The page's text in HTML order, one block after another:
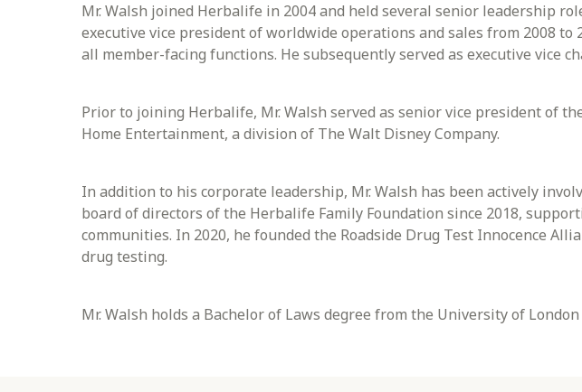
Mr. Walsh joined Herbalife in 2004 and held several senior leadership
executive vice president of worldwide operations and sales from 2008
all member-facing functions. He subsequently served as executive vice
Prior to joining Herbalife, Mr. Walsh served as senior vice president of
Home Entertainment, a division of The Walt Disney Company.
In addition to his corporate leadership, Mr. Walsh has been actively
board of directors of the Herbalife Family Foundation since 2018,
communities. In 2020, he founded the Roadside Drug Test Innocence
drug testing.
Mr. Walsh holds a Bachelor of Laws degree from the University of